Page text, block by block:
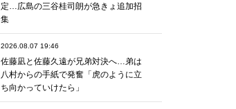
定…広島の三谷桂司朗が急きょ追加招
集
2026.08.07 19:46
佐藤凪と佐藤久遠が兄弟対決へ…弟は
八村からの手紙で発奮「虎のように立
ち向かっていけたら」